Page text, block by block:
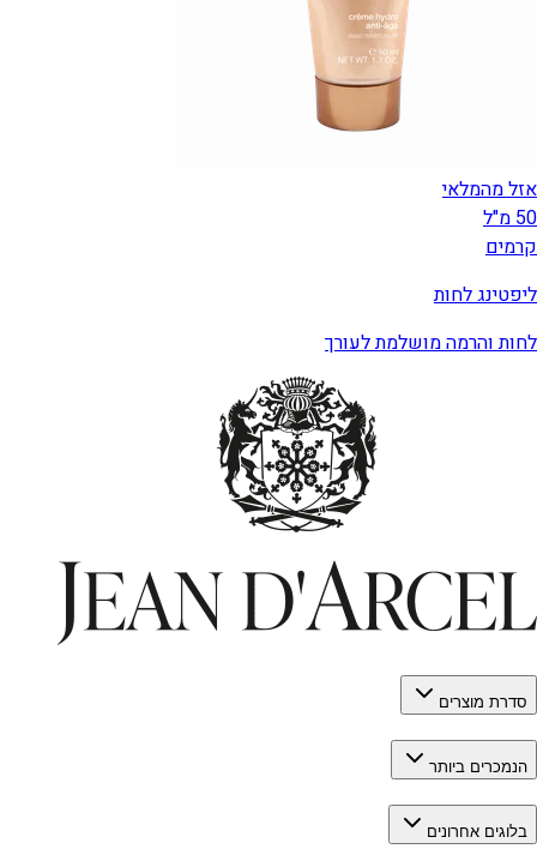
אזל מהמלאי
50 מ"ל
קרמים
ליפטינג לחות
לחות והרמה מושלמת לעורך
סדרת מוצרים
הנמכרים ביותר
בלוגים אחרונים